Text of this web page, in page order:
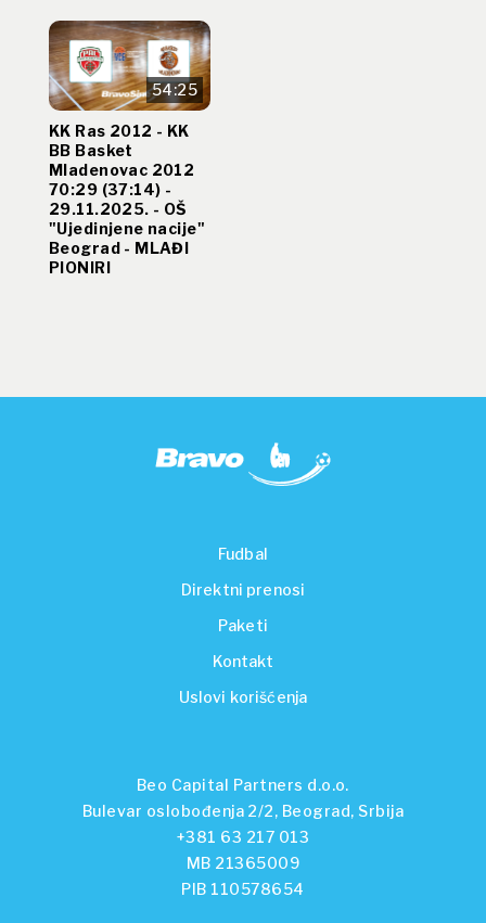
54:25
KK Ras 2012 - KK
BB Basket
Mladenovac 2012
70:29 (37:14) -
29.11.2025. - OŠ
"Ujedinjene nacije"
Beograd - MLAĐI
PIONIRI
Fudbal
Direktni prenosi
Paketi
Kontakt
Uslovi korišćenja
Beo Capital Partners d.o.o.
Bulevar oslobođenja 2/2, Beograd, Srbija
+381 63 217 013
MB 21365009
PIB 110578654